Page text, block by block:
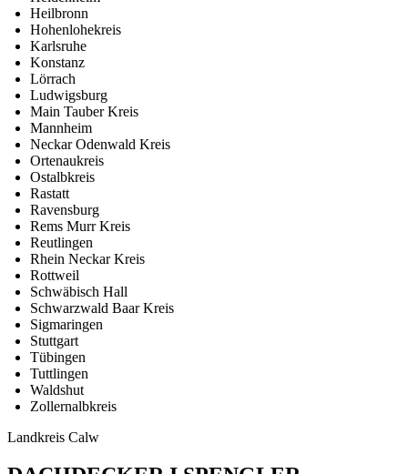
Heilbronn
Hohenlohekreis
Karlsruhe
Konstanz
Lörrach
Ludwigsburg
Main Tauber Kreis
Mannheim
Neckar Odenwald Kreis
Ortenaukreis
Ostalbkreis
Rastatt
Ravensburg
Rems Murr Kreis
Reutlingen
Rhein Neckar Kreis
Rottweil
Schwäbisch Hall
Schwarzwald Baar Kreis
Sigmaringen
Stuttgart
Tübingen
Tuttlingen
Waldshut
Zollernalbkreis
Landkreis Calw